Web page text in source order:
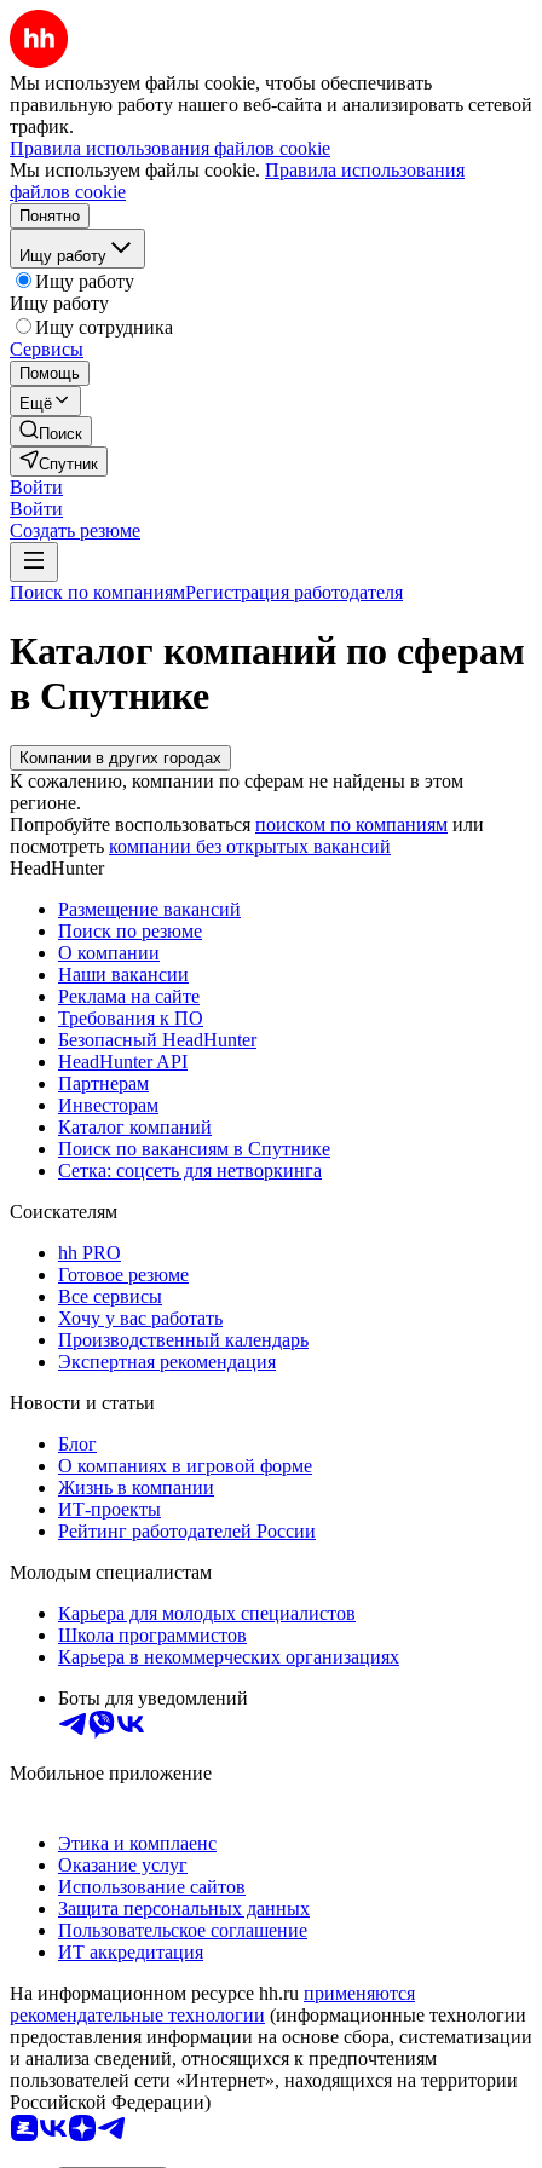
Мы используем файлы cookie, чтобы обеспечивать
правильную работу нашего веб-сайта и анализировать сетевой
трафик.
Правила использования файлов cookie
Мы используем файлы cookie. Правила использования
файлов cookie
Понятно
Ищу работу
Ищу работу
Ищу работу
Ищу сотрудника
Сервисы
Помощь
Ещё
Поиск
Спутник
Войти
Войти
Создать резюме
Поиск по компаниямРегистрация работодателя
Каталог компаний по сферам
в Спутнике
Компании в других городах
К сожалению, компании по сферам не найдены в этом
регионе.
Попробуйте воспользоваться поиском по компаниям или
посмотреть компании без открытых вакансий
HeadHunter
Размещение вакансий
Поиск по резюме
О компании
Наши вакансии
Реклама на сайте
Требования к ПО
Безопасный HeadHunter
HeadHunter API
Партнерам
Инвесторам
Каталог компаний
Поиск по вакансиям в Спутнике
Сетка: соцсеть для нетворкинга
Соискателям
hh PRO
Готовое резюме
Все сервисы
Хочу у вас работать
Производственный календарь
Экспертная рекомендация
Новости и статьи
Блог
О компаниях в игровой форме
Жизнь в компании
ИТ-проекты
Рейтинг работодателей России
Молодым специалистам
Карьера для молодых специалистов
Школа программистов
Карьера в некоммерческих организациях
Боты для уведомлений
Мобильное приложение
Этика и комплаенс
Оказание услуг
Использование сайтов
Защита персональных данных
Пользовательское соглашение
ИТ аккредитация
На информационном ресурсе hh.ru применяются
рекомендательные технологии (информационные технологии
предоставления информации на основе сбора, систематизации
и анализа сведений, относящихся к предпочтениям
пользователей сети «Интернет», находящихся на территории
Российской Федерации)